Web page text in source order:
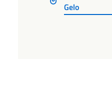
Gelo